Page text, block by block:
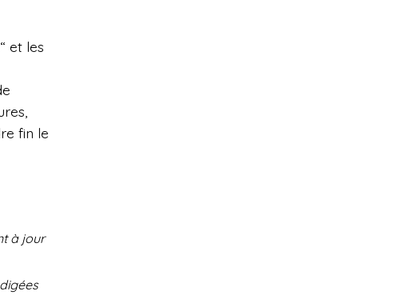
et les
fin le
à jour